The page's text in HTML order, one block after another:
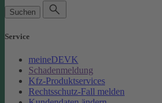
Suchen
Service
meineDEVK
Schadenmeldung
Kfz-Produktservices
Rechtsschutz-Fall melden